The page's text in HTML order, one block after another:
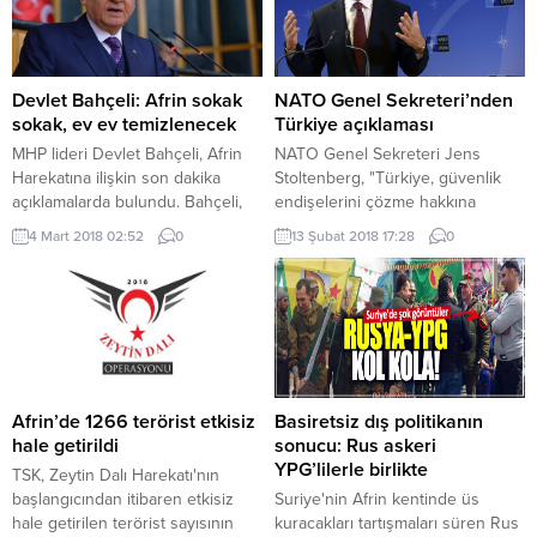
duygulandırdı. Vasiyetinde,
Türkiye Cumhuriyeti ilelebet
payidar kalsın diye can verdiğinin
bilinmesini talep eden Dunca, eşi
ve kızıyla beraber yaptıkları tatil
planlarını şehit düşmesi halinde...
girildi. Harekatta şu ana kadar
3444 teröristin etkisiz hale
getirildiği açıklandı. Güvenlik
uzmanı Abdullah Ağar, terör
örgütü PYD/PKK’nın Zeytin Dalı
Harekatı’nda...
Devlet Bahçeli: Afrin sokak
sokak, ev ev temizlenecek
MHP lideri Devlet Bahçeli, Afrin
Harekatına ilişkin son dakika
açıklamalarda bulundu. Bahçeli,
“Unutulmamalıdır ki beka için,
bayrak için, mukaddes ve
mukadderat için şehadet
şerbetinden içmeye kalbi vatan
sevgisiyle çarpan herkes, hepimiz
varız, kuşku yok hazırız” dedi
MHP Genel Başkanı Devlet
açıklamalarda bulundu. MHP
Genel Başkanı Bahçeli,...
4 Mart 2018 02:52 0
NATO Genel Sekreteri’nden
Türkiye açıklaması
NATO Genel Sekreteri Jens
Stoltenberg, "Türkiye, güvenlik
endişelerini çözme hakkına
sahiptir" dedi.
13 Şubat 2018 17:28 0
Afrin’de 1266 terörist etkisiz
hale getirildi
TSK, Zeytin Dalı Harekatı'nın
başlangıcından itibaren etkisiz
hale getirilen terörist sayısının
Basiretsiz dış politikanın
sonucu: Rus askeri
YPG’lilerle birlikte
Suriye'nin Afrin kentinde üs
kuracakları tartışmaları süren Rus